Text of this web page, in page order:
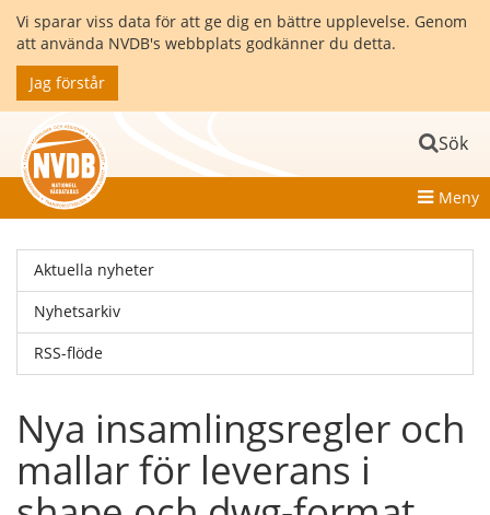
Vi sparar viss data för att ge dig en bättre upplevelse. Genom
att använda NVDB's webbplats godkänner du detta.
Jag förstår
Sök
Meny
Aktuella nyheter
Nyhetsarkiv
RSS-flöde
Nya insamlingsregler och
mallar för leverans i